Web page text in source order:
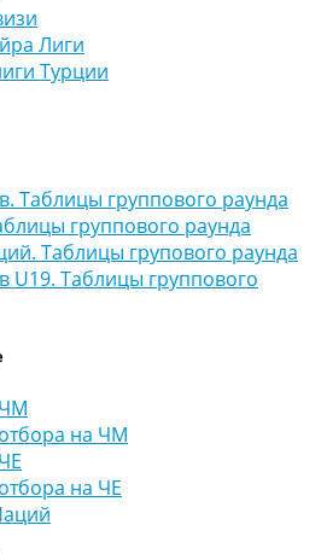
Лиги
Турции
Таблицы группового раунда
группового раунда
Таблицы групового раунда
U19. Таблицы группового
на ЧМ
на ЧЕ